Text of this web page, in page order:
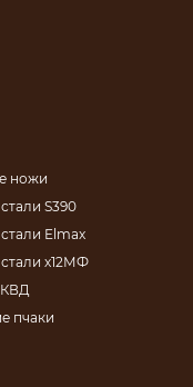
ножи
S390
Elmax
х12МФ
пчаки